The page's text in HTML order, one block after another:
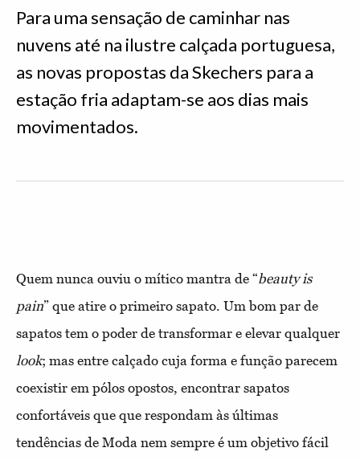
Para uma sensação de caminhar nas
nuvens até na ilustre calçada portuguesa,
as novas propostas da Skechers para a
estação fria adaptam-se aos dias mais
movimentados.
Quem nunca ouviu o mítico mantra de “beauty is
pain” que atire o primeiro sapato. Um bom par de
sapatos tem o poder de transformar e elevar qualquer
look; mas entre calçado cuja forma e função parecem
coexistir em pólos opostos, encontrar sapatos
confortáveis que que respondam às últimas
tendências de Moda nem sempre é um objetivo fácil